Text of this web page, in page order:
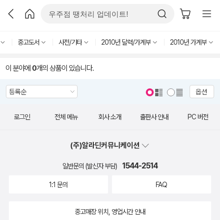
중고도서 사전/기타 2010년 달력/가계부 2010년 가계부
이 분야에 0개의 상품이 있습니다.
옵션
로그인 전체 메뉴 회사 소개 출판사 안내 PC 버전
(주)알라딘커뮤니케이션
일반문의 (발신자 부담) 1544-2514
1:1 문의 FAQ
중고매장 위치, 영업시간 안내